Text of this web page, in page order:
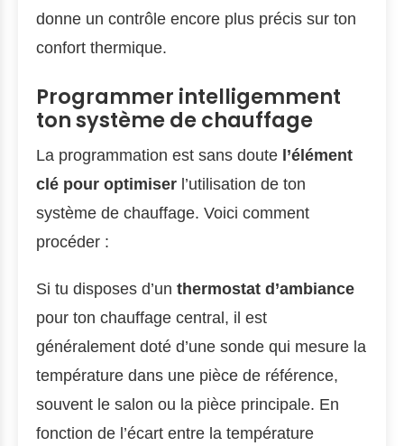
donne un contrôle encore plus précis sur ton
confort thermique.
Programmer intelligemment
ton système de chauffage
La programmation est sans doute l’élément
clé pour optimiser l’utilisation de ton
système de chauffage. Voici comment
procéder :
Si tu disposes d’un thermostat d’ambiance
pour ton chauffage central, il est
généralement doté d’une sonde qui mesure la
température dans une pièce de référence,
souvent le salon ou la pièce principale. En
fonction de l’écart entre la température